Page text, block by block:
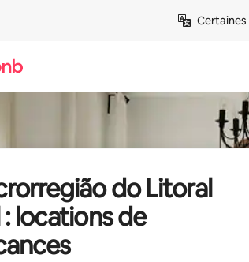
do Litoral
: locations de